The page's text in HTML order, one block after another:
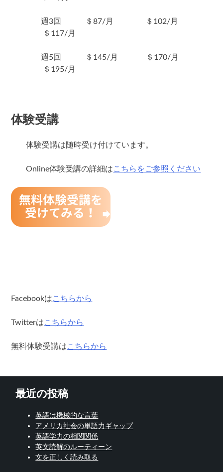
週3回 ＄87/月 ＄102/月
＄117/月
週5回 ＄145/月 ＄170/月
＄195/月
体験受講
体験受講は随時受け付けています。
Online体験受講の詳細はこちらをご参照ください
Facebookはこちらから
Twitterはこちらから
無料体験受講はこちらから
最近の投稿
英語は機械的な言葉
アメリカ社会の単語力ギャップ
英語学力の相関関係
英文読解のルーティーン
文を正しく読み取る